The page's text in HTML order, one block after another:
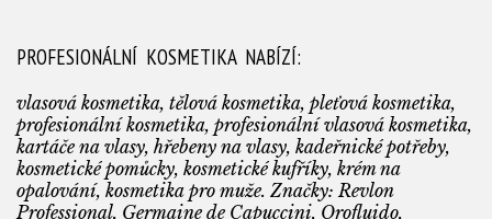
PROFESIONÁLNÍ KOSMETIKA NABÍZÍ:
vlasová kosmetika, tělová kosmetika, pleťová kosmetika,
profesionální kosmetika, profesionální vlasová kosmetika,
kartáče na vlasy, hřebeny na vlasy, kadeřnické potřeby,
kosmetické pomůcky, kosmetické kufříky, krém na
opalování, kosmetika pro muže. Značky: Revlon
Professional, Germaine de Capuccini, Orofluido,